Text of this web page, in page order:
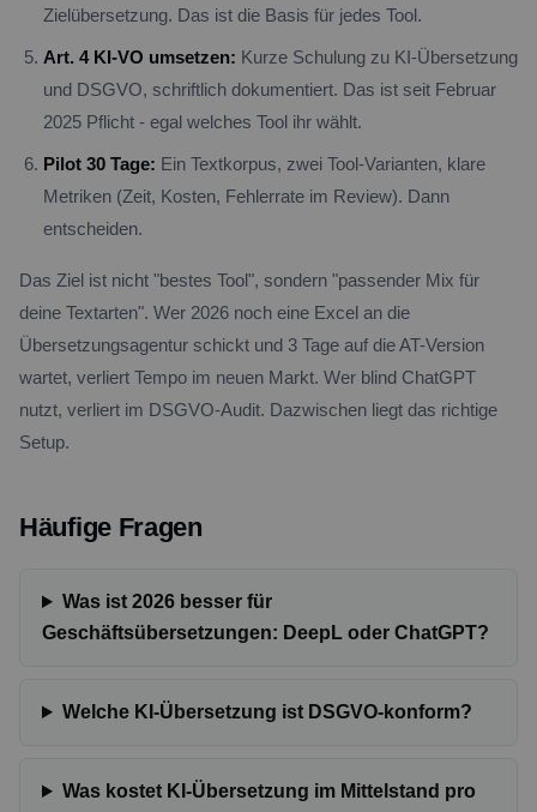
Zielübersetzung. Das ist die Basis für jedes Tool.
Art. 4 KI-VO umsetzen: Kurze Schulung zu KI-Übersetzung
und DSGVO, schriftlich dokumentiert. Das ist seit Februar
2025 Pflicht - egal welches Tool ihr wählt.
Pilot 30 Tage: Ein Textkorpus, zwei Tool-Varianten, klare
Metriken (Zeit, Kosten, Fehlerrate im Review). Dann
entscheiden.
Das Ziel ist nicht "bestes Tool", sondern "passender Mix für
deine Textarten". Wer 2026 noch eine Excel an die
Übersetzungsagentur schickt und 3 Tage auf die AT-Version
wartet, verliert Tempo im neuen Markt. Wer blind ChatGPT
nutzt, verliert im DSGVO-Audit. Dazwischen liegt das richtige
Setup.
Häufige Fragen
Was ist 2026 besser für
Geschäftsübersetzungen: DeepL oder ChatGPT?
Welche KI-Übersetzung ist DSGVO-konform?
Was kostet KI-Übersetzung im Mittelstand pro